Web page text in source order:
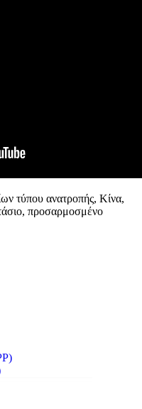
τύπου ανατροπής, Κίνα,
προσαρμοσμένο